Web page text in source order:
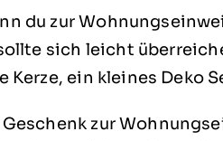
du zur
sich leicht
Kerze, ein kleines Deko
Geschenk zur